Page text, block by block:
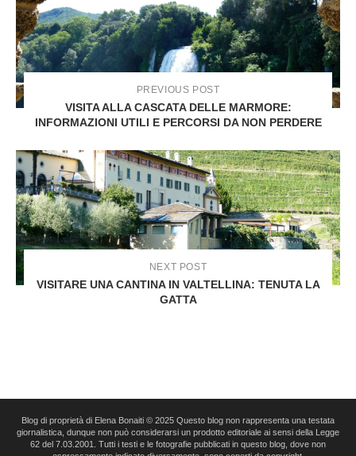
PREVIOUS POST
VISITA ALLA CASCATA DELLE MARMORE:
INFORMAZIONI UTILI E PERCORSI DA NON PERDERE
NEXT POST
VISITARE UNA CANTINA IN VALTELLINA: TENUTA LA
GATTA
Blog di proprietà di Elena Bonaiti © 2025 Questo blog non rappresenta una testata
giornalistica, dunque non può considerarsi un prodotto editoriale ai sensi della Legge
62 del 7.03.2001. Tutti i testi e le fotografie pubblicati in questo blog, dove non